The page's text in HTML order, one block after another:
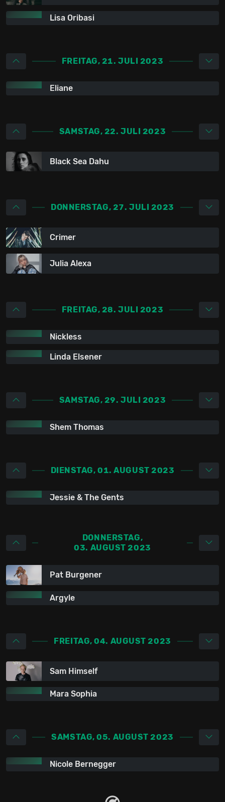
Lisa Oribasi
FREITAG, 21. JULI 2023
Eliane
SAMSTAG, 22. JULI 2023
Black Sea Dahu
DONNERSTAG, 27. JULI 2023
Crimer
Julia Alexa
FREITAG, 28. JULI 2023
Nickless
Linda Elsener
SAMSTAG, 29. JULI 2023
Shem Thomas
DIENSTAG, 01. AUGUST 2023
Jessie & The Gents
DONNERSTAG,
03. AUGUST 2023
Pat Burgener
Argyle
FREITAG, 04. AUGUST 2023
Sam Himself
Mara Sophia
SAMSTAG, 05. AUGUST 2023
Nicole Bernegger